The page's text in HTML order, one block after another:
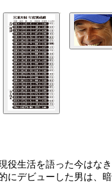
役生活を語った今はなき
にデビューした男は、暗